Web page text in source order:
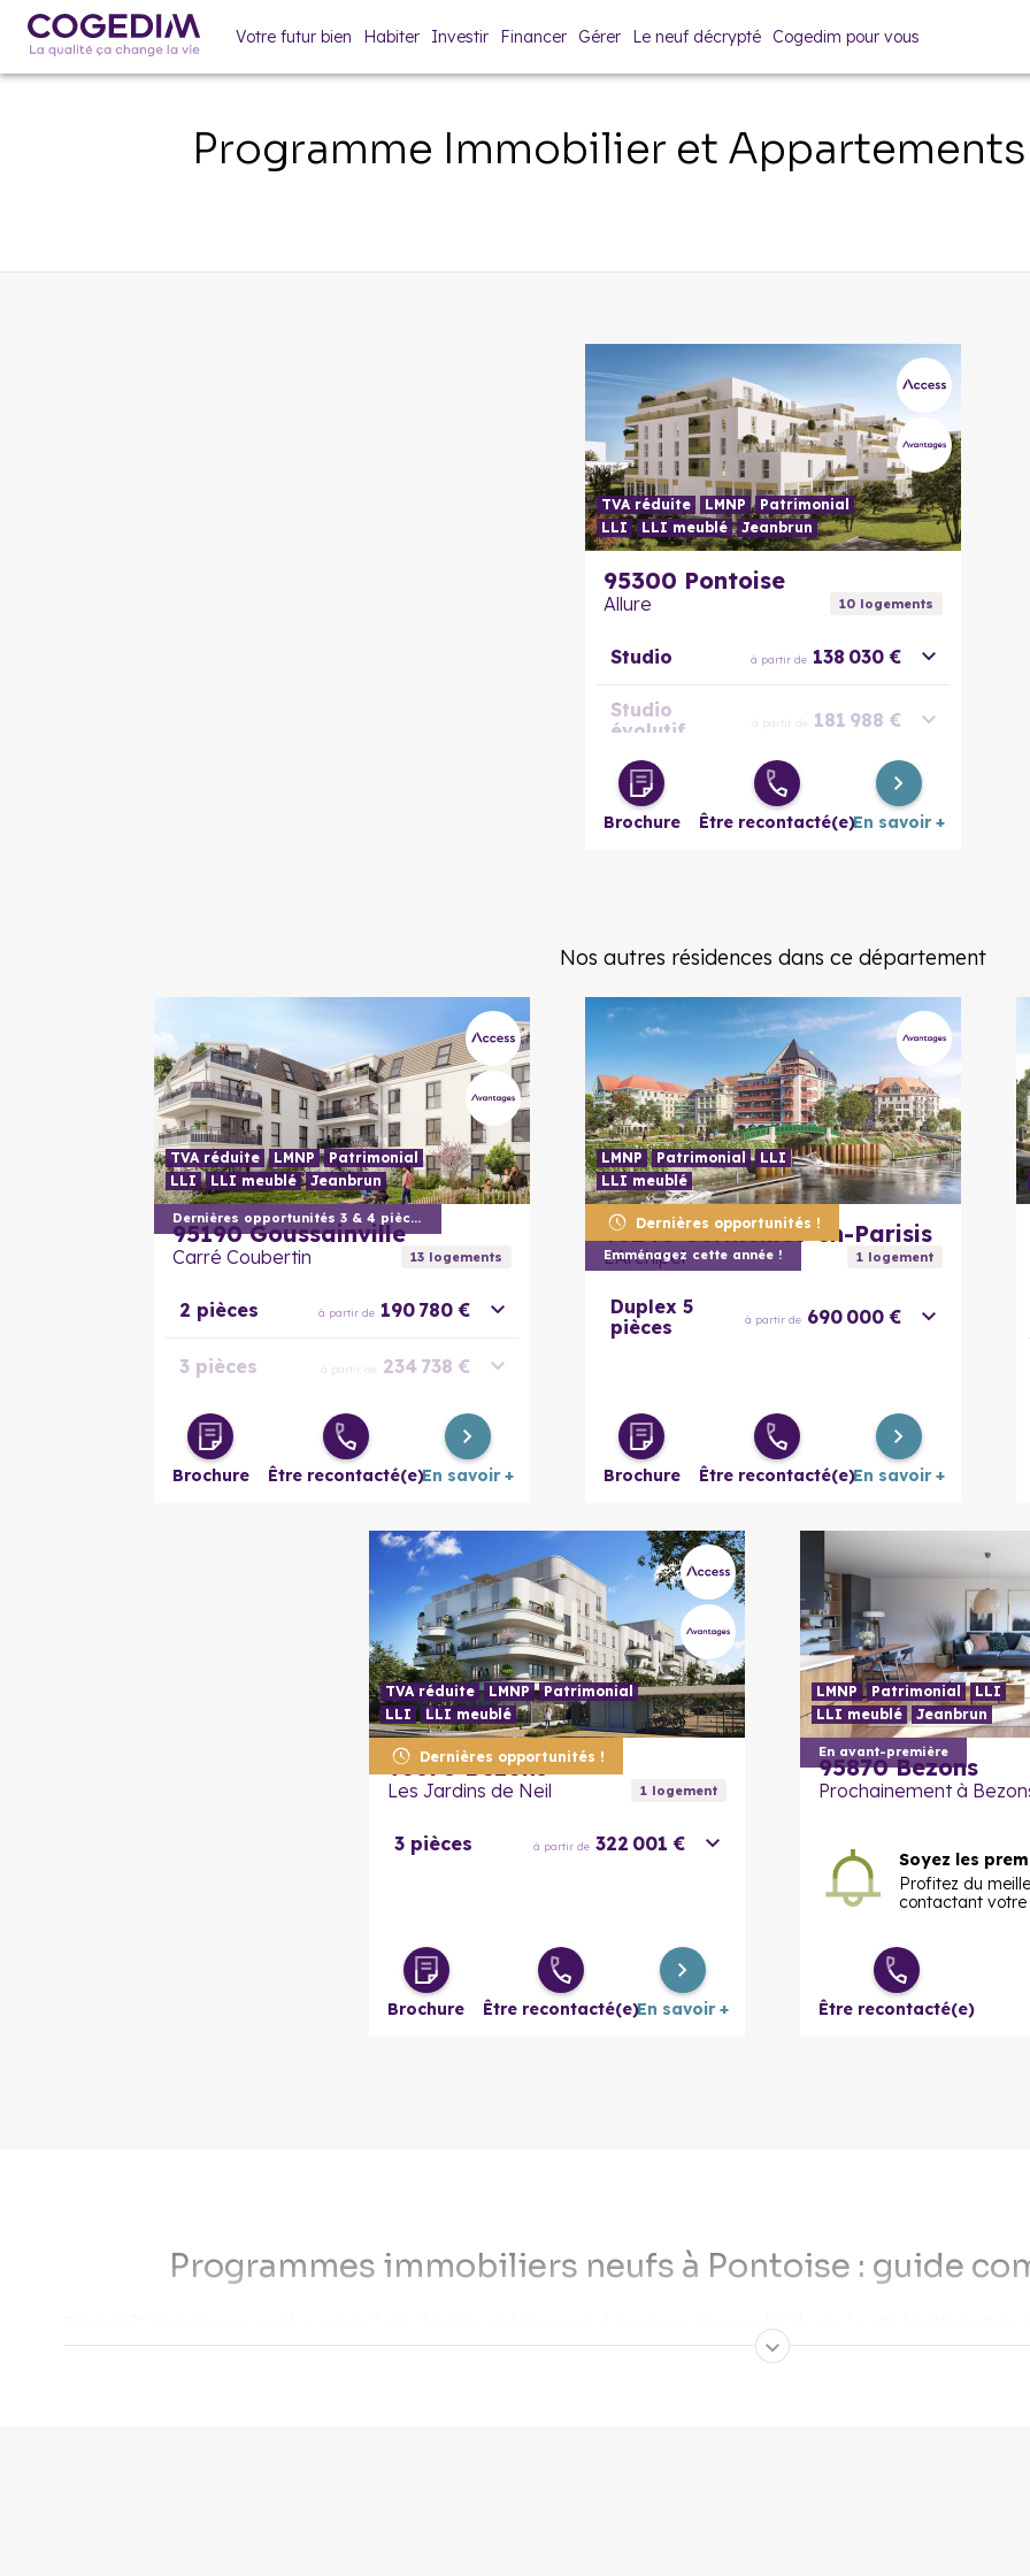
Votre futur bien Habiter Investir Financer Gérer Le neuf décrypté Cogedim pour vous
Programme Immobilier et
TVA réduite LMNP
Patrimonial
LLI
LLI meublé Jeanbrun
95300 Pontoise
Allure 10logements
Studio à partir de 138 030 €
Studio
évolutif
à partir de 181 988 €
2 pièces à partir de 225 067 €
Brochure Être recontacté(e)En savoir +
Nos autres résidences dans ce département
Dernières opportunités 3 & 4 pièces
TVA réduite LMNP
Patrimonial
LLI
LLI meublé Jeanbrun
En savoir plus
95190 Goussainville
Carré Coubertin 13logements
2 pièces à partir de 190 780 €
3 pièces à partir de 234 738 €
3 pièces
évolutif
à partir de 244 409 €
Brochure Être recontacté(e)En savoir +
Dernières opportunités !
Emménagez cette année !
LMNP Patrimonial
LLI
LLI meublé
95240 Cormeilles-en-Parisis
L’Archipel 1logement
Duplex 5
pièces
à partir de 690 000 €
Brochure Être recontacté(e)En savoir +
Dernières opportunités !
TVA réduite LMNP
Patrimonial
LLI
LLI meublé
En savoir plus
95870 Bezons
Les Jardins de Neil 1 logement
3 pièces à partir de 322 001 €
Brochure Être recontacté(e)En savoir +
En avant-première
LMNP Patrimonial
LLI
LLI meublé
Jeanbrun
95870 Bezons
Prochainement à
Soyez les
Profitez du
contactant votre
Être recontacté(e)
Programmes immobiliers neufs à Pontoise : guide
C, Transilien H et J). et accueille un important important bassin d'emploi. Ces atouts, combinés à son riche patrimoine et ses